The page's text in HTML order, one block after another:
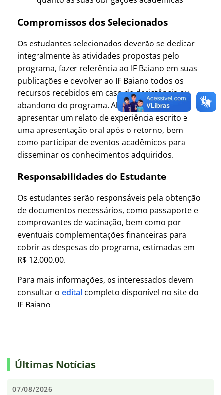
Compromissos dos Selecionados
Os estudantes selecionados deverão se dedicar
integralmente às atividades propostas pelo
programa, fazer referência ao IF Baiano em suas
publicações e devolver ao IF Baiano todos os
recursos recebidos em caso de desistência ou
abandono do programa. Além disso, deverão
apresentar um relato de experiência escrito e
uma apresentação oral após o retorno, bem
como participar de eventos acadêmicos para
disseminar os conhecimentos adquiridos.
Responsabilidades do Estudante
Os estudantes serão responsáveis pela obtenção
de documentos necessários, como passaporte e
comprovantes de vacinação, bem como por
eventuais complementações financeiras para
cobrir as despesas do programa, estimadas em
R$ 12.000,00.
Para mais informações, os interessados devem
consultar o edital completo disponível no site do
IF Baiano.
Últimas Notícias
07/08/2026